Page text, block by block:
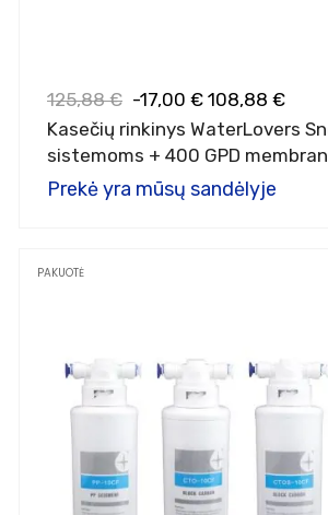
125,88 € -17,00 € 108,88 €
Kasečių rinkinys WaterLovers
sistemoms + 400 GPD
Prekė yra mūsų sandėlyje
PAKUOTĖ